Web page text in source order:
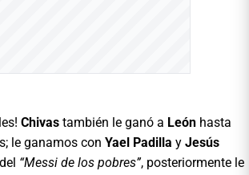
Chivas también le ganó a León hasta
le ganamos con Yael Padilla y Jesús
“Messi de los pobres”, posteriormente le